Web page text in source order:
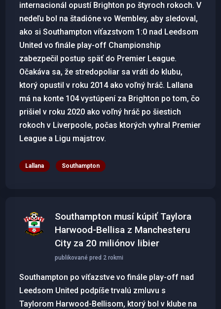
internacionál opustí Brighton po štyroch rokoch. V
nedeľu bol na štadióne vo Wembley, aby sledoval,
ako si Southampton víťazstvom 1:0 nad Leedsom
United vo finále play-off Championship
zabezpečil postup späť do Premier League.
Očakáva sa, že stredopoliar sa vráti do klubu,
ktorý opustil v roku 2014 ako voľný hráč. Lallana
má na konte 104 vystúpení za Brighton po tom, čo
prišiel v roku 2020 ako voľný hráč po šiestich
rokoch v Liverpoole, počas ktorých vyhral Premier
League a Ligu majstrov.
Lallana Southampton
Southampton musí kúpiť Taylora
Harwood-Bellisa z Manchesteru
City za 20 miliónov libier
publikované pred 2 rokmi
Southampton po víťazstve vo finále play-off nad
Leedsom United podpíše trvalú zmluvu s
Taylorom Harwood-Bellisom, ktorý bol v klube na